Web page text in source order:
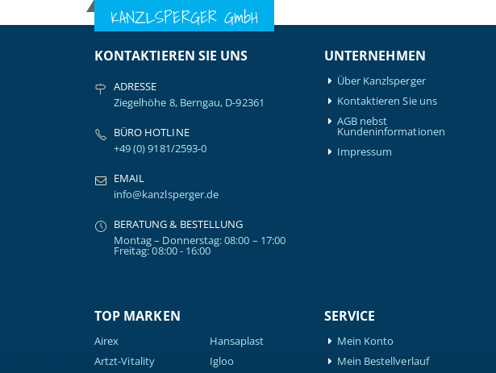
KANZLSPERGER GmbH
KONTAKTIEREN SIE UNS
ADRESSE
Ziegelhöhe 8, Berngau, D-92361
BÜRO HOTLINE
+49 (0) 9181/2593-0
EMAIL
info@kanzlsperger.de
BERATUNG & BESTELLUNG
Montag – Donnerstag: 08:00 – 17:00
Freitag: 08:00 - 16:00
UNTERNEHMEN
Über Kanzlsperger
Kontaktieren Sie uns
AGB nebst
Kundeninformationen
Impressum
TOP MARKEN
Airex
Artzt-Vitality
Hansaplast
Igloo
SERVICE
Mein Konto
Mein Bestellverlauf